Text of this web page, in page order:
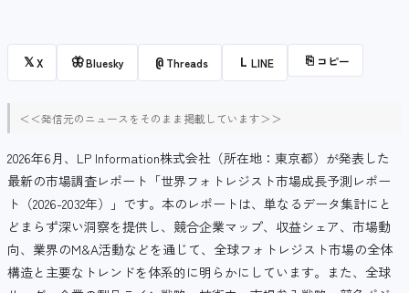
𝕏X 🦋Bluesky @ Threads L LINE ⎘ コピー
＜＜発信元のニュースをそのまま掲載しています＞＞
2026年6月、LP Information株式会社（所在地：東京都）が発表した
最新の市場調査レポート「世界フォトレジスト市場成長予測レポー
ト（2026-2032年）」です。本のレポートは、単なるデータ集計にと
どまらず深い洞察を提供し、競合企業マップ、収益シェア、市場動
向、業界のM&A活動などを通じて、全球フォトレジスト市場の全体
構造と主要なトレンドを体系的に明らかにしています。また、全球